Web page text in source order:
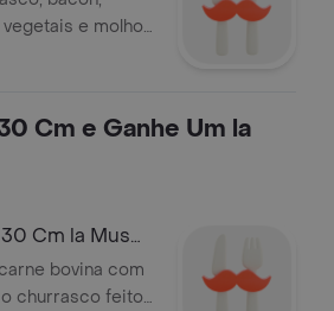
e molhos
adicional.
Cm e Ganhe Um la
Cm la Mus
com
bovina com
churrasco feito